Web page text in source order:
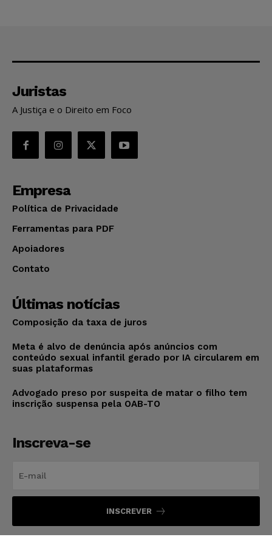
Juristas
A Justiça e o Direito em Foco
Empresa
Política de Privacidade
Ferramentas para PDF
Apoiadores
Contato
Últimas notícias
Composição da taxa de juros
Meta é alvo de denúncia após anúncios com
conteúdo sexual infantil gerado por IA circularem em
suas plataformas
Advogado preso por suspeita de matar o filho tem
inscrição suspensa pela OAB-TO
Inscreva-se
INSCREVER